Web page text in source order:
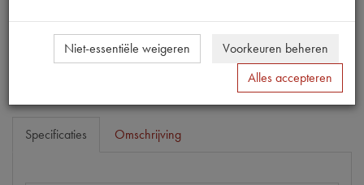
Mail ons
Specificaties Omschrijving
Niet-essentiële weigeren
Voorkeuren beheren
Alles accepteren